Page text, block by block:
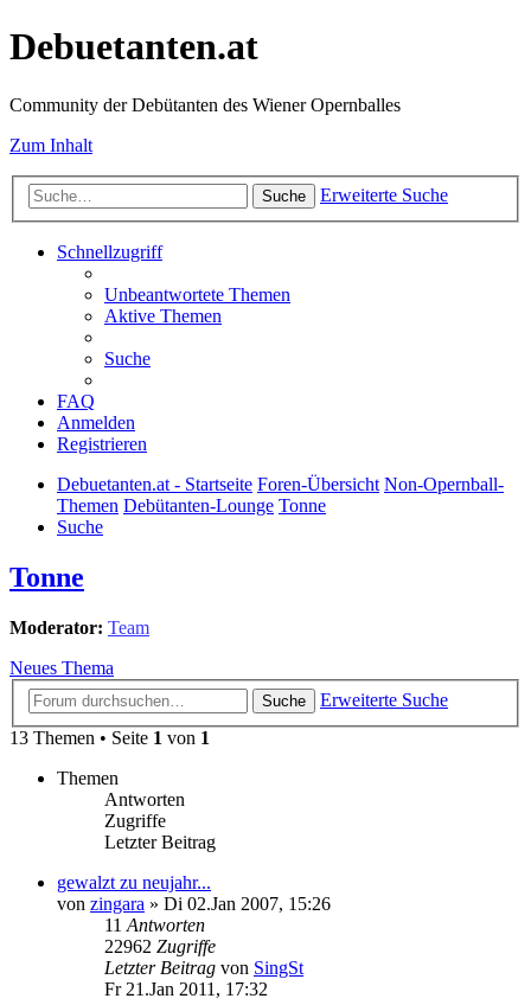
Debuetanten.at
Community der Debütanten des Wiener Opernballes
Zum Inhalt
Suche Erweiterte Suche
Schnellzugriff
Unbeantwortete Themen
Aktive Themen
Suche
FAQ
Anmelden
Registrieren
Debuetanten.at - Startseite Foren-Übersicht Non-Opernball-
Themen Debütanten-Lounge Tonne
Suche
Tonne
Moderator: Team
Neues Thema
Suche
Erweiterte Suche
13 Themen • Seite 1 von 1
Themen
Antworten
Zugriffe
Letzter Beitrag
gewalzt zu neujahr...
von zingara » Di 02.Jan 2007, 15:26
11 Antworten
22962 Zugriffe
Letzter Beitrag von SingSt
Fr 21.Jan 2011, 17:32